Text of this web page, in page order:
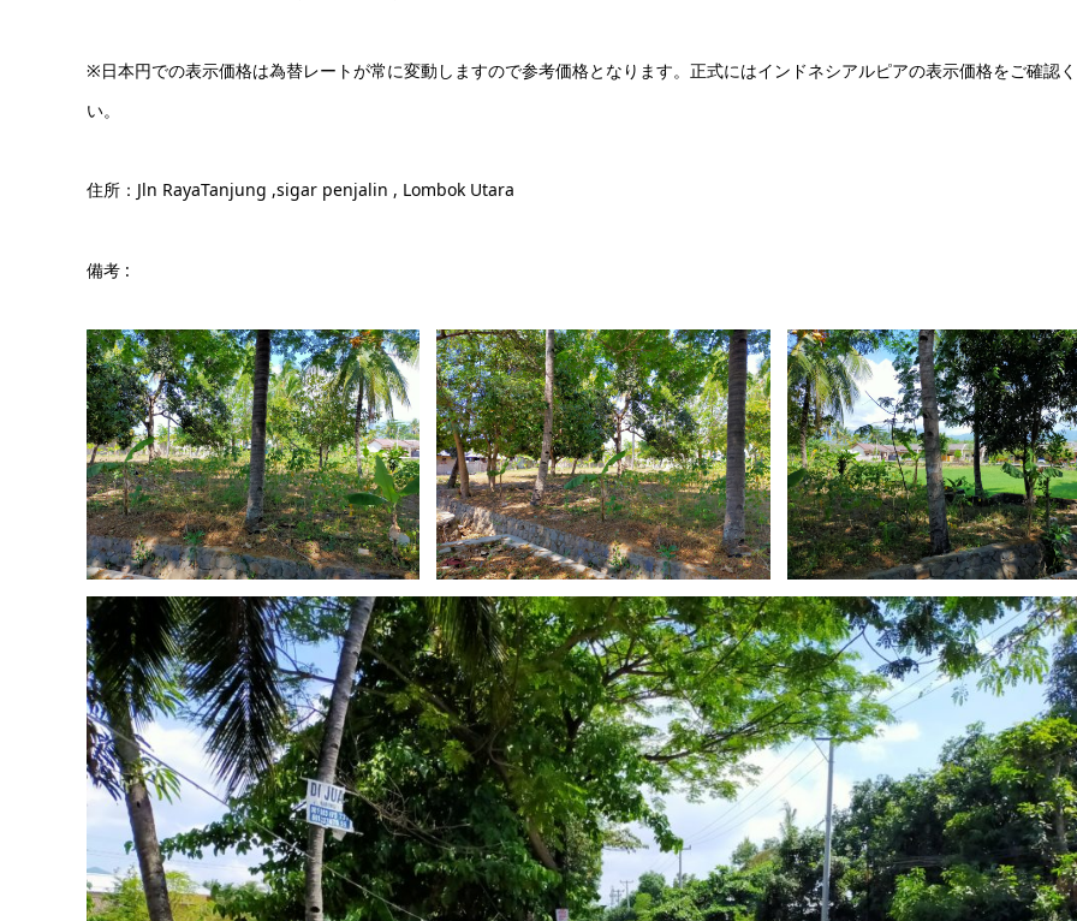
※日本円での表示価格は為替レートが常に変動しますので参考価格となります。正式にはインドネシアルピアの表示価格をご確認
い。
住所：Jln RayaTanjung ,sigar penjalin , Lombok Utara
備考 :